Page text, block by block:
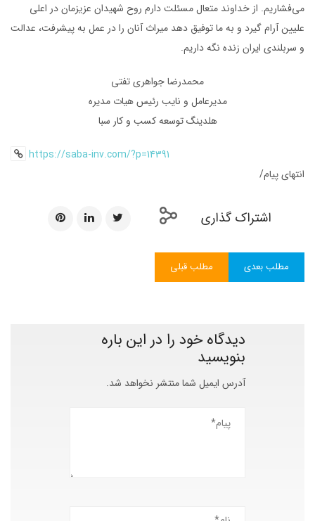
می‌فشاریم. از خداوند متعال مسئلت دارم روح شهیدان عزیزمان در اعلی
علیین آرام گیرد و به ما توفیق دهد میراث آنان را در عمل به پیشرفت، عدالت
و سربلندی ایران زنده نگه داریم.
محمدرضا جواهری تفتی
مدیرعامل و نایب رئیس هیات مدیره
هلدینگ توسعه کسب و کار سبا
https://saba-inv.com/?p=14391
انتهای پیام/
اشتراک گذاری
مطلب قبلی مطلب بعدی
دیدگاه خود را در این باره
بنویسید
آدرس ایمیل شما منتشر نخواهد شد.